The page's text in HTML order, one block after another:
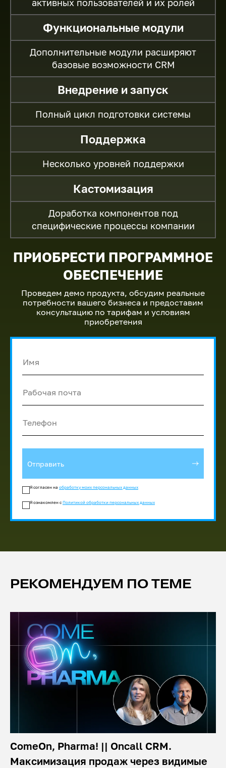
активных пользователей и их ролей
Функциональные модули
Дополнительные модули расширяют
базовые возможности CRM
Внедрение и запуск
Полный цикл подготовки системы
Поддержка
Несколько уровней поддержки
Кастомизация
Доработка компонентов под
специфические процессы компании
ПРИОБРЕСТИ ПРОГРАММНОЕ
ОБЕСПЕЧЕНИЕ
Проведем демо продукта, обсудим реальные
потребности вашего бизнеса и предоставим
консультацию по тарифам и условиям
приобретения
Имя
Рабочая почта
Телефон
Отправить
Я согласен на обработку моих персональных данных
Я ознакомлен с Политикой обработки персональных данных
РЕКОМЕНДУЕМ ПО ТЕМЕ
ComeOn, Pharma! || Oncall CRM.
Максимизация продаж через видимые